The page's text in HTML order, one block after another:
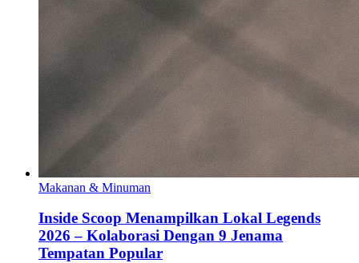
Makanan & Minuman
Inside Scoop Menampilkan Lokal Legends
2026 – Kolaborasi Dengan 9 Jenama
Tempatan Popular